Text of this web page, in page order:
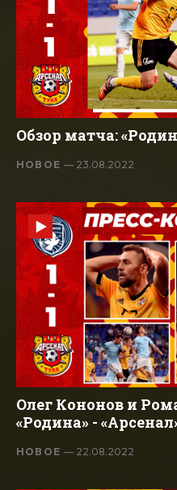
Обзор матча:
НОВОЕ— 23.08.2022
Олег Кононов и
«Родина» -
НОВОЕ— 22.08.2022